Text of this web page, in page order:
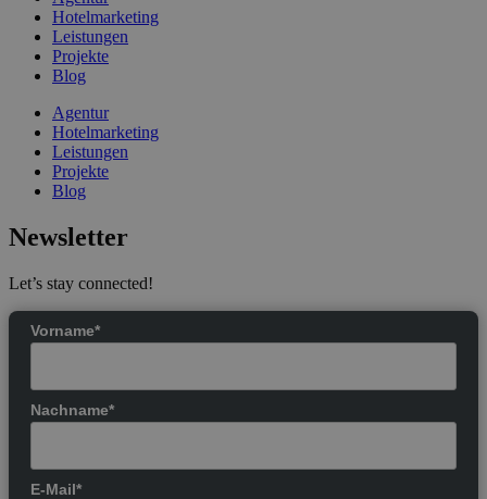
Hotelmarketing
Leistungen
Projekte
Blog
Agentur
Hotelmarketing
Leistungen
Projekte
Blog
Newsletter
Let’s stay connected!
Vorname*
Nachname*
E-Mail*